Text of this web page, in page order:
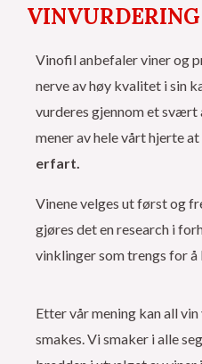
VINVURDERING
Vinofil anbefaler viner og
nerve av høy kvalitet i sin
vurderes gjennom et
mener av hele vårt hjerte at
erfart.
Vinene velges ut først og
gjøres det en research i
vinklinger som trengs for å
Etter vår mening kan all
smakes. Vi smaker i alle